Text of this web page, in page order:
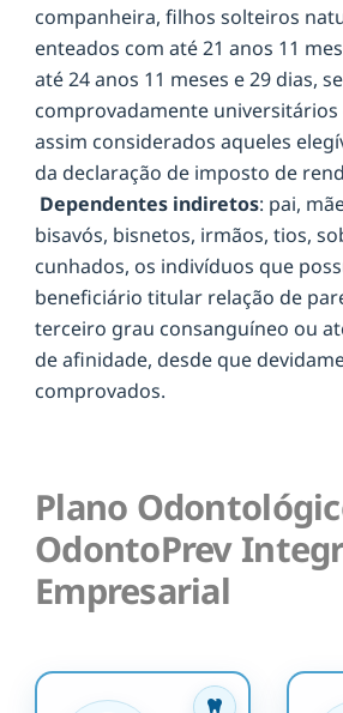
companheira, filhos solteiros
enteados com até 21 anos 11
até 24 anos 11 meses e 29 dias, se
comprovadamente universitários
assim considerados aqueles
da declaração de imposto de
Dependentes indiretos: pai,
bisavós, bisnetos, irmãos, tios,
cunhados, os indivíduos que
beneficiário titular relação de
terceiro grau consanguíneo ou
de afinidade, desde que
comprovados.
Plano
OdontoPrev
Empresarial